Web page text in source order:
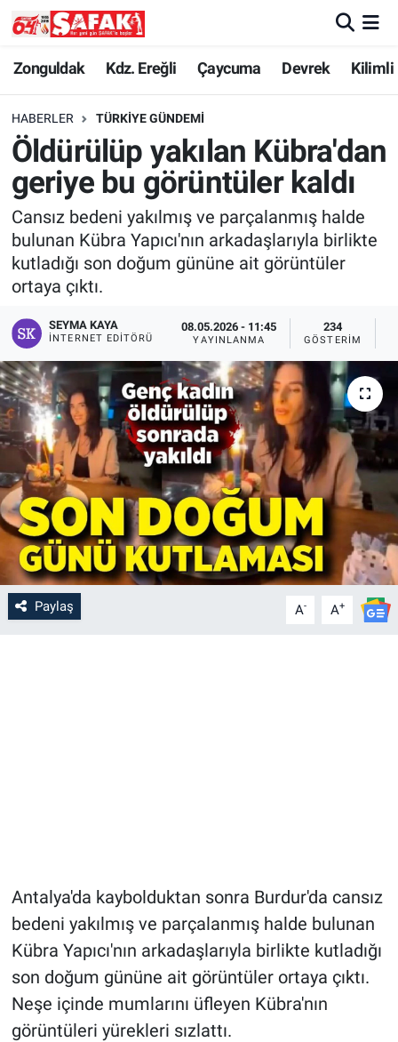
Zonguldak Kdz. Ereğli Çaycuma Devrek Kilimli
HABERLER TÜRKIYE GÜNDEMI
Öldürülüp yakılan Kübra'dan
geriye bu görüntüler kaldı
Cansız bedeni yakılmış ve parçalanmış halde
bulunan Kübra Yapıcı'nın arkadaşlarıyla birlikte
kutladığı son doğum gününe ait görüntüler
ortaya çıktı.
SEYMA KAYA
İNTERNET EDITÖRÜ
08.05.2026 - 11:45
YAYINLANMA
234
GÖSTERIM
Paylaş A- A+
Antalya'da kaybolduktan sonra Burdur'da cansız
bedeni yakılmış ve parçalanmış halde bulunan
Kübra Yapıcı'nın arkadaşlarıyla birlikte kutladığı
son doğum gününe ait görüntüler ortaya çıktı.
Neşe içinde mumlarını üfleyen Kübra'nın
görüntüleri yürekleri sızlattı.
Zonguldak
Kdz. Ereğli
Çaycuma
Devrek
Kilimli
Asayiş
Spor
Resmi İlan
Zonguldak Nöbetçi Eczaneler
Zonguldak Hava Durumu
Zonguldak Namaz Vakitleri
Zonguldak Trafik Yoğunluk Haritası
Süper Lig Puan Durumu ve Fikstür
Tüm Manşetler
Son Dakika Haberleri
Haber Arşivi